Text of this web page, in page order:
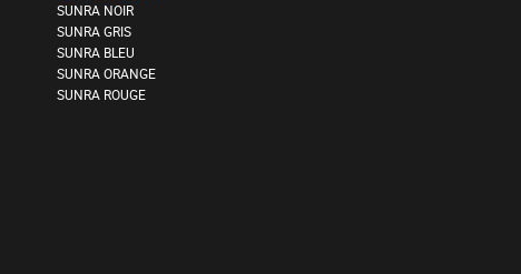
SUNRA NOIR
SUNRA GRIS
SUNRA BLEU
SUNRA ORANGE
SUNRA ROUGE